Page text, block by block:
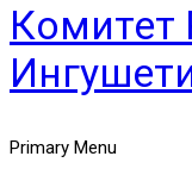
Комитет
Primary Menu